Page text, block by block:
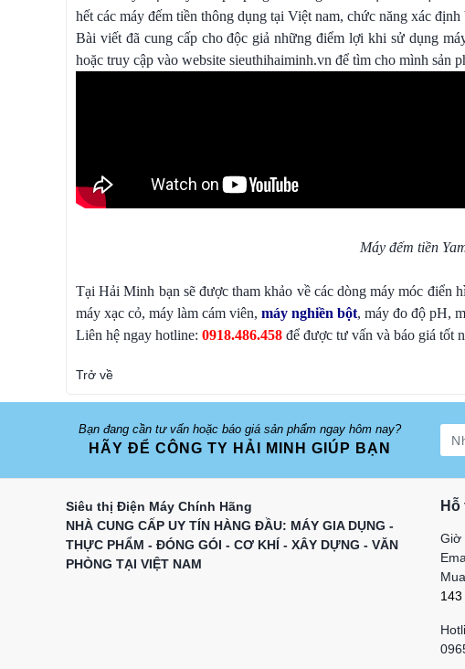
hết các máy đếm tiền thông dụng tại Việt nam, chức năng xác
Bài viết đã cung cấp cho độc giả những điểm lợi khi sử dụng
hoặc truy cập vào website sieuthihaiminh.vn để tìm cho mình sản
Máy đếm tiền
Tại Hải Minh bạn sẽ được tham khảo về các dòng máy móc
máy xạc cỏ, máy làm cám viên, máy nghiền bột, máy đo độ pH,
Liên hệ ngay hotline: 0918.486.458 để được tư vấn và báo giá tốt
Trở về
Bạn đang cần tư vấn hoặc báo giá sản phẩm ngay hôm nay?
HÃY ĐỂ CÔNG TY HẢI MINH GIÚP BẠN
Siêu thị Điện Máy Chính Hãng
NHÀ CUNG CẤP UY TÍN HÀNG ĐẦU: MÁY GIA DỤNG -
THỰC PHẨM - ĐÓNG GÓI - CƠ KHÍ - XÂY DỰNG - VĂN
PHÒNG TẠI VIỆT NAM
Giờ